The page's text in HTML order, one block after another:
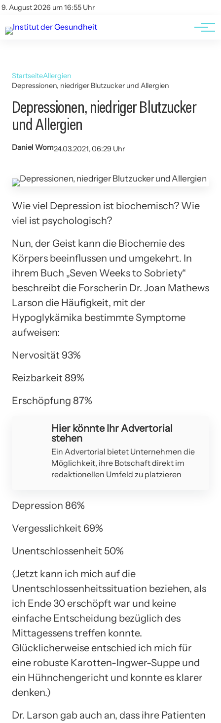
9. August 2026 um 16:55 Uhr
Kontakt
Kontakt
AGBs
StartseiteAllergien
Depressionen, niedriger Blutzucker und Allergien
Depressionen, niedriger Blutzucker
und Allergien
Daniel Wom24.03.2021, 06:29 Uhr
Wie viel Depression ist biochemisch? Wie
viel ist psychologisch?
Nun, der Geist kann die Biochemie des
Körpers beeinflussen und umgekehrt. In
ihrem Buch „Seven Weeks to Sobriety“
beschreibt die Forscherin Dr. Joan Mathews
Larson die Häufigkeit, mit der
Hypoglykämika bestimmte Symptome
aufweisen:
Nervosität 93%
Reizbarkeit 89%
Erschöpfung 87%
Hier könnte Ihr Advertorial
stehen
Ein Advertorial bietet Unternehmen die
Möglichkeit, ihre Botschaft direkt im
redaktionellen Umfeld zu platzieren
Depression 86%
Vergesslichkeit 69%
Unentschlossenheit 50%
(Jetzt kann ich mich auf die
Unentschlossenheitssituation beziehen, als
ich Ende 30 erschöpft war und keine
einfache Entscheidung bezüglich des
Mittagessens treffen konnte.
Glücklicherweise entschied ich mich für
eine robuste Karotten-Ingwer-Suppe und
ein Hühnchengericht und konnte es klarer
denken.)
Dr. Larson gab auch an, dass ihre Patienten